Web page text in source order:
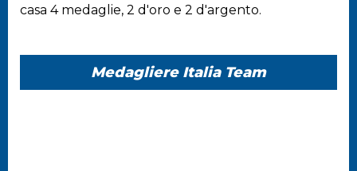
casa 4 medaglie, 2 d'oro e 2 d'argento.
Medagliere Italia Team